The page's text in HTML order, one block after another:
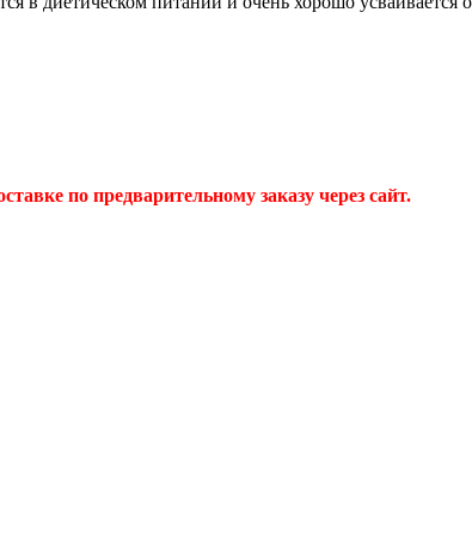
по предварительному заказу через сайт.